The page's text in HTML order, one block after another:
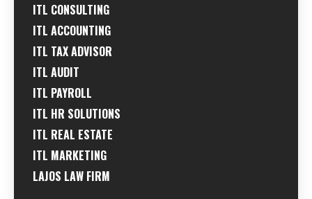
ITL CONSULTING
ITL ACCOUNTING
ITL TAX ADVISOR
ITL AUDIT
ITL PAYROLL
ITL HR SOLUTIONS
ITL REAL ESTATE
ITL MARKETING
LAJOS LAW FIRM